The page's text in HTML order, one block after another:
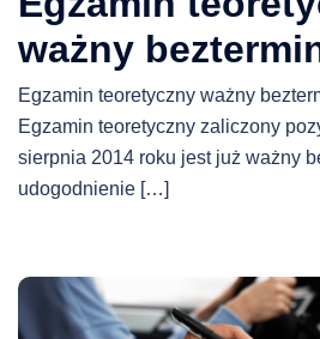
ważny
Egzamin teoretyczny ważny
Egzamin teoretyczny zaliczony
sierpnia 2014 roku jest już ważny
udogodnienie […]